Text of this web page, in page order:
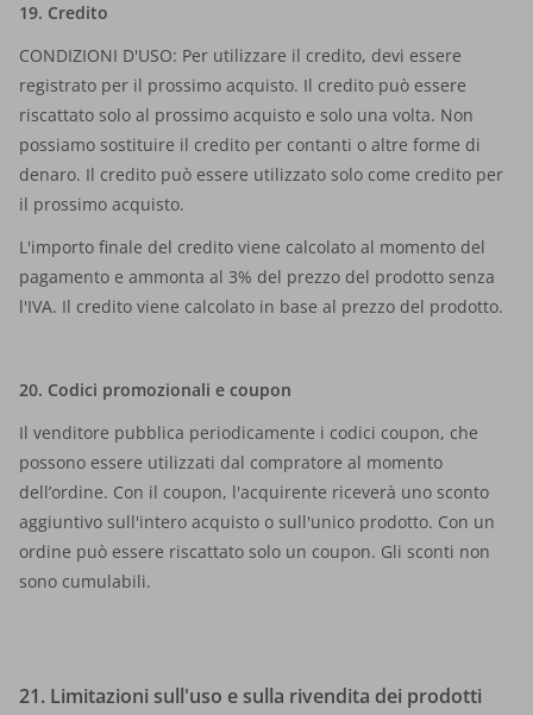
19. Credito
CONDIZIONI D'USO: Per utilizzare il credito, devi essere
registrato per il prossimo acquisto. Il credito può essere
riscattato solo al prossimo acquisto e solo una volta. Non
possiamo sostituire il credito per contanti o altre forme di
denaro. Il credito può essere utilizzato solo come credito per
il prossimo acquisto.
L'importo finale del credito viene calcolato al momento del
pagamento e ammonta al 3% del prezzo del prodotto senza
l'IVA. Il credito viene calcolato in base al prezzo del prodotto.
20. Codici promozionali e coupon
Il venditore pubblica periodicamente i codici coupon, che
possono essere utilizzati dal compratore al momento
dell’ordine. Con il coupon, l'acquirente riceverà uno sconto
aggiuntivo sull'intero acquisto o sull'unico prodotto. Con un
ordine può essere riscattato solo un coupon. Gli sconti non
sono cumulabili.
21. Limitazioni sull'uso e sulla rivendita dei prodotti